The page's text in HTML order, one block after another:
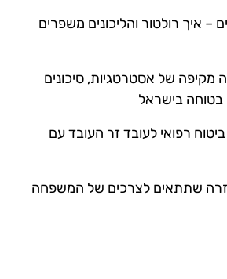
– איך רולטור והליכונים משפרים
מקיפה של אסטרטגיות, סיכונים
בטוחה בישראל
רפואי לעובד זר העובד עם
שתתאים לצרכים של המשפחה